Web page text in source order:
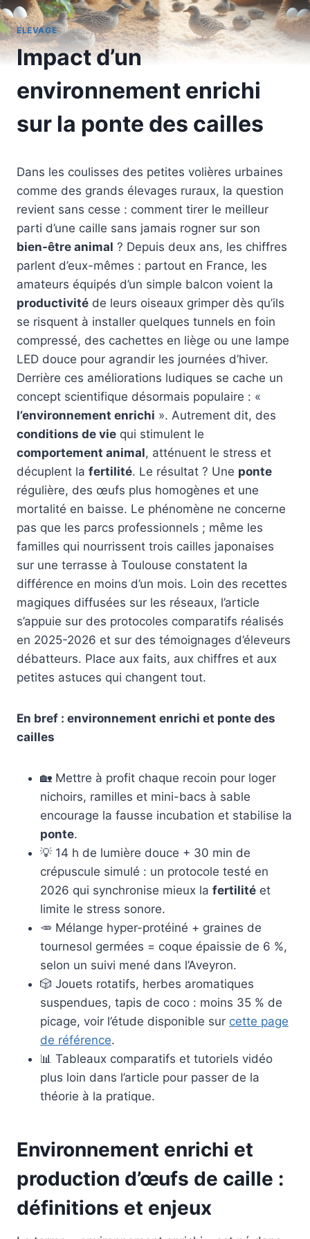
ELEVAGE
Impact d’un
environnement enrichi
sur la ponte des cailles
Dans les coulisses des petites volières urbaines
comme des grands élevages ruraux, la question
revient sans cesse : comment tirer le meilleur
parti d’une caille sans jamais rogner sur son
bien-être animal ? Depuis deux ans, les chiffres
parlent d’eux-mêmes : partout en France, les
amateurs équipés d’un simple balcon voient la
productivité de leurs oiseaux grimper dès qu’ils
se risquent à installer quelques tunnels en foin
compressé, des cachettes en liège ou une lampe
LED douce pour agrandir les journées d’hiver.
Derrière ces améliorations ludiques se cache un
concept scientifique désormais populaire : «
l’environnement enrichi ». Autrement dit, des
conditions de vie qui stimulent le
comportement animal, atténuent le stress et
décuplent la fertilité. Le résultat ? Une ponte
régulière, des œufs plus homogènes et une
mortalité en baisse. Le phénomène ne concerne
pas que les parcs professionnels ; même les
familles qui nourrissent trois cailles japonaises
sur une terrasse à Toulouse constatent la
différence en moins d’un mois. Loin des recettes
magiques diffusées sur les réseaux, l’article
s’appuie sur des protocoles comparatifs réalisés
en 2025-2026 et sur des témoignages d’éleveurs
débatteurs. Place aux faits, aux chiffres et aux
petites astuces qui changent tout.
En bref : environnement enrichi et ponte des
cailles
🏡 Mettre à profit chaque recoin pour loger
nichoirs, ramilles et mini-bacs à sable
encourage la fausse incubation et stabilise la
ponte.
💡 14 h de lumière douce + 30 min de
crépuscule simulé : un protocole testé en
2026 qui synchronise mieux la fertilité et
limite le stress sonore.
🥕 Mélange hyper-protéiné + graines de
tournesol germées = coque épaissie de 6 %,
selon un suivi mené dans l’Aveyron.
🎲 Jouets rotatifs, herbes aromatiques
suspendues, tapis de coco : moins 35 % de
picage, voir l’étude disponible sur cette page
de référence.
📊 Tableaux comparatifs et tutoriels vidéo
plus loin dans l’article pour passer de la
théorie à la pratique.
Environnement enrichi et
production d’œufs de caille :
définitions et enjeux